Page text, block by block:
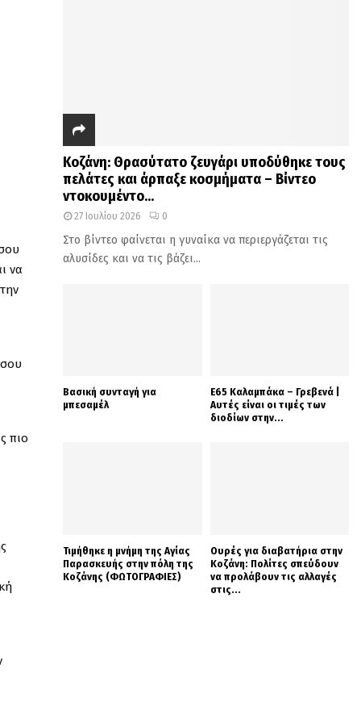
να
σου
πιο
Κοζάνη: Θρασύτατο ζευγάρι υποδύθηκε τους
πελάτες και άρπαξε κοσμήματα – Βίντεο
ντοκουμέντο...
27 Ιουλίου 2026 0
Στο βίντεο φαίνεται η γυναίκα να περιεργάζεται τις
αλυσίδες και να τις βάζει...
Βασική συνταγή για
μπεσαμέλ
Ε65 Καλαμπάκα – Γρεβενά |
Αυτές είναι οι τιμές των
διοδίων στην...
Τιμήθηκε η μνήμη της Αγίας
Παρασκευής στην πόλη της
Κοζάνης (ΦΩΤΟΓΡΑΦΙΕΣ)
Ουρές για διαβατήρια στην
Κοζάνη: Πολίτες σπεύδουν
να προλάβουν τις αλλαγές
στις...